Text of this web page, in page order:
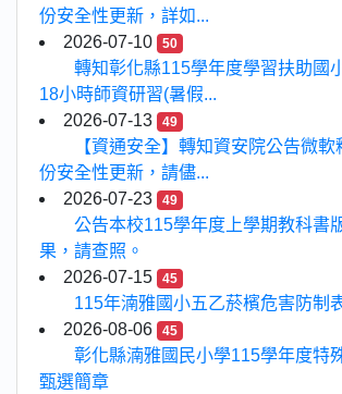
份安全性更新，詳如...
2026-07-10
50
轉知彰化縣115學年度學習扶助國
18小時師資研習(暑假...
2026-07-13
49
【資通安全】轉知資安院公告微軟
份安全性更新，請儘...
2026-07-23
49
公告本校115學年度上學期教科書
果，請查照。
2026-07-15
45
115年湳雅國小五乙菸檳危害防制
2026-08-06
45
彰化縣湳雅國民小學115學年度特
甄選簡章